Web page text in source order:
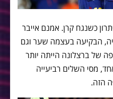
כשנגח קרן. אמנם אייבר
הבקיעה בעצמה שער וגם
של ברצלונה הייתה יותר
מסי השלים רביעייה
הזה.